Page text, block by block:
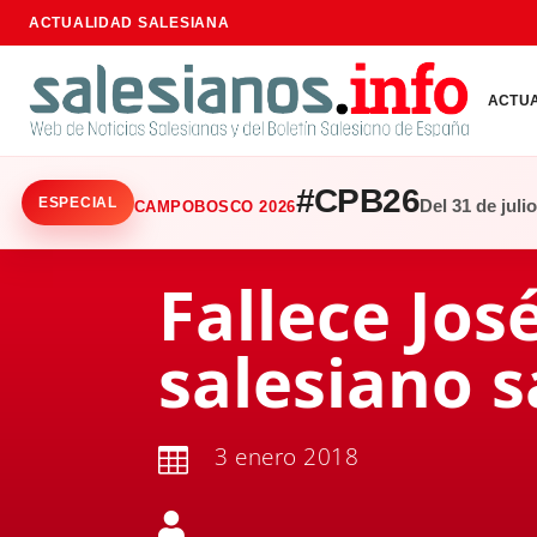
ACTUALIDAD SALESIANA
ESPECIAL CAMPOBOSCO 2026#CPB26Del 31 de
Fallece
salesiano
 3 enero 2018
